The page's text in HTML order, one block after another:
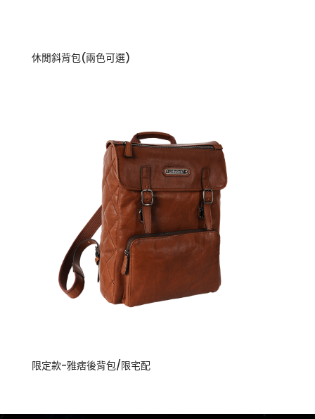
休閒斜背包(兩色可選)
限定款-雅痞後背包/限宅配